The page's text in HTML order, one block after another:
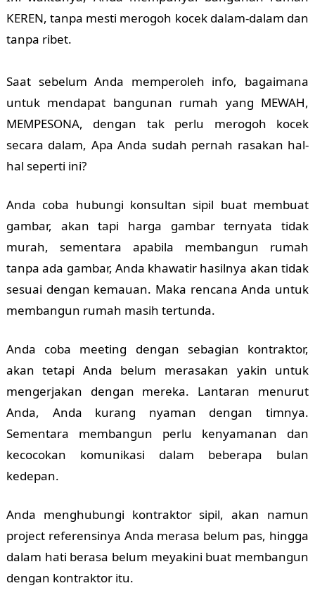
KEREN, tanpa mesti merogoh kocek dalam-dalam dan
tanpa ribet.
Saat sebelum Anda memperoleh info, bagaimana
untuk mendapat bangunan rumah yang MEWAH,
MEMPESONA, dengan tak perlu merogoh kocek
secara dalam, Apa Anda sudah pernah rasakan hal-
hal seperti ini?
Anda coba hubungi konsultan sipil buat membuat
gambar, akan tapi harga gambar ternyata tidak
murah, sementara apabila membangun rumah
tanpa ada gambar, Anda khawatir hasilnya akan tidak
sesuai dengan kemauan. Maka rencana Anda untuk
membangun rumah masih tertunda.
Anda coba meeting dengan sebagian kontraktor,
akan tetapi Anda belum merasakan yakin untuk
mengerjakan dengan mereka. Lantaran menurut
Anda, Anda kurang nyaman dengan timnya.
Sementara membangun perlu kenyamanan dan
kecocokan komunikasi dalam beberapa bulan
kedepan.
Anda menghubungi kontraktor sipil, akan namun
project referensinya Anda merasa belum pas, hingga
dalam hati berasa belum meyakini buat membangun
dengan kontraktor itu.